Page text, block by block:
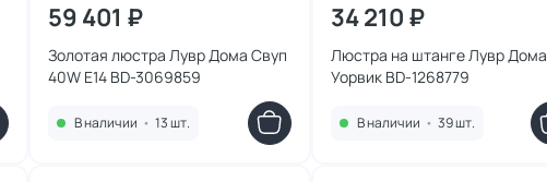
59 401 ₽
Золотая люстра Лувр Дома Свуп
40W E14 BD-3069859
В наличии • 13 шт.
34 210 ₽
Люстра на штанге Лувр Дома
Уорвик BD-1268779
В наличии • 39 шт.